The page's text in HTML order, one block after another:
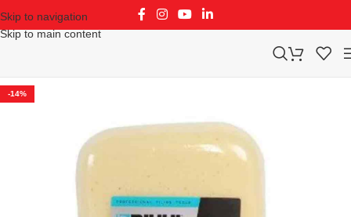
Skip to navigation
Skip to main content
-14%